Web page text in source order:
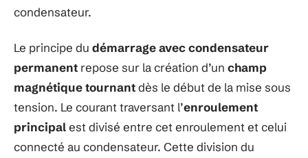
condensateur.
Le principe du démarrage aveccondensateur
permanent repose sur la création d’un champ
magnétique tournantdès le début de la mise sous
tension. Le courant traversant l’enroulement
principalest divisé entre cet enroulement et celui
connecté au condensateur. Cette division du